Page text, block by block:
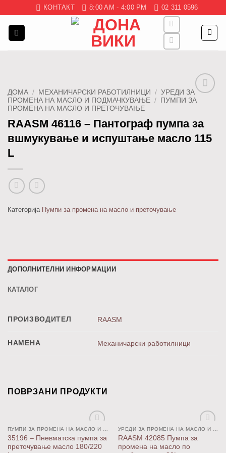
content
КОНТАКТ 8:00 AM - 4:00 PM 02 311 0596
Додај
листа
ДОМА / МЕХАНИЧАРСКИ РАБОТИЛНИЦИ / УРЕДИ ЗА
ПРОМЕНА НА МАСЛО И ПОДМАЧКУВАЊЕ /
ПУМПИ ЗА
ПРОМЕНА НА МАСЛО И ПРЕТОЧУВАЊЕ
RAASM 46116 – Пантограф пумпа за
вшмукување и испуштање масло 115
L
Категорија Пумпи за промена на масло и преточување
ДОПОЛНИТЕЛНИ ИНФОРМАЦИИ
КАТАЛОГ
ПРОИЗВОДИТЕЛ RAASM
НАМЕНА Механичарски работилници
ПОВРЗАНИ ПРОДУКТИ
во
листа
35196 – Пневматска пумпа за
преточување масло 180/220
RAASM 42085 Пумпа за
промена на масло по